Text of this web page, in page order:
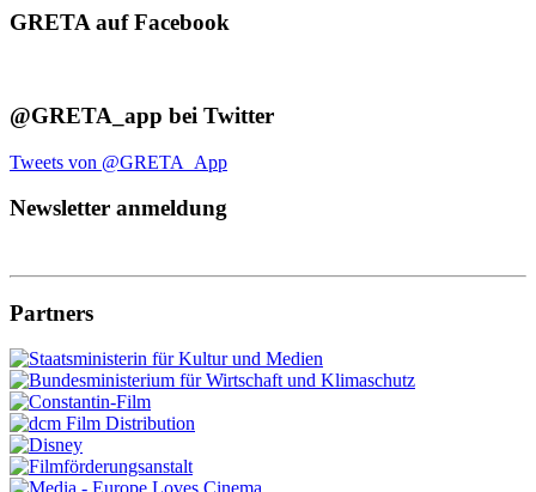
GRETA auf Facebook
@GRETA_app bei Twitter
Tweets von @GRETA_App
Newsletter anmeldung
Partners